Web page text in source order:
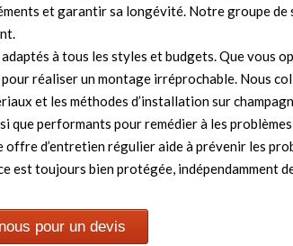
et garantir sa longévité. Notre groupe de
à tous les styles et budgets. Que vous
réaliser un montage irréprochable. Nous
et les méthodes d’installation sur
performants pour remédier à les
d’entretien régulier aide à prévenir les
toujours bien protégée, indépendamment
pour un devis